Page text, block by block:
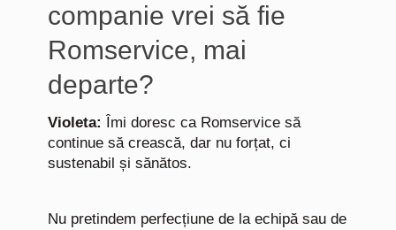
companie vrei să fie
Romservice, mai
departe?
Violeta: Îmi doresc ca Romservice să
continue să crească, dar nu forțat, ci
sustenabil și sănătos.
Nu pretindem perfecțiune de la echipă sau de